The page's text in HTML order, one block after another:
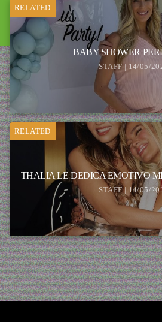
RELATED
BABY SHOWER
STAFF | 14/05/
RELATED
THALIA LE DEDICA EMOTIVO
STAFF | 14/05/